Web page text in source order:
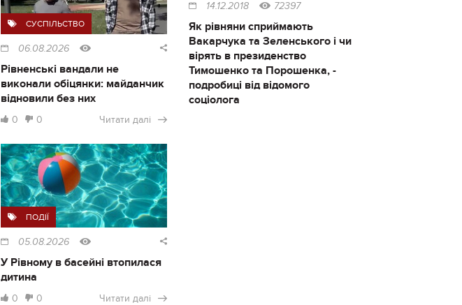
СУСПІЛЬСТВО
06.08.2026
Рівненські вандали не
виконали обіцянки: майданчик
відновили без них
0 0 Читати далі
ПОДІЇ
05.08.2026
У Рівному в басейні втопилася
дитина
0 0 Читати далі
14.12.2018 72397
Як рівняни сприймають
Вакарчука та Зеленського і чи
вірять в президенство
Тимошенко та Порошенка, -
подробиці від відомого
соціолога